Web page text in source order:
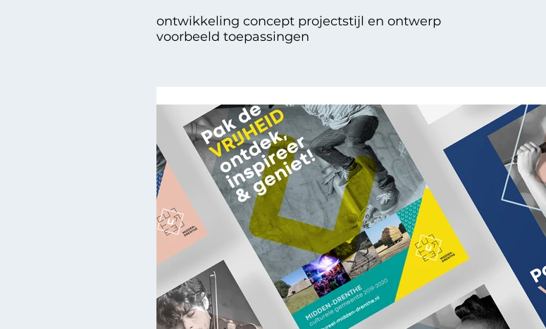
ontwikkeling concept projectstijl en ontwerp
voorbeeld toepassingen